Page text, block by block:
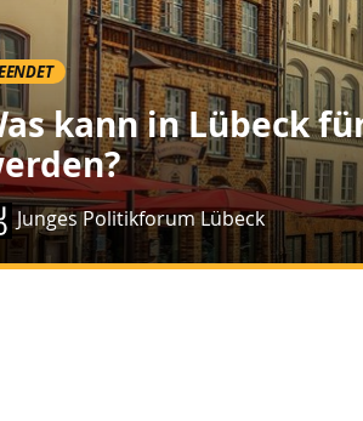
kann in Lübeck
Junges Politikforum Lübeck